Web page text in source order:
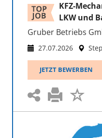
KFZ-
LKW und
Gruber Betriebs
27.07.2026
JETZT BEWERBEN